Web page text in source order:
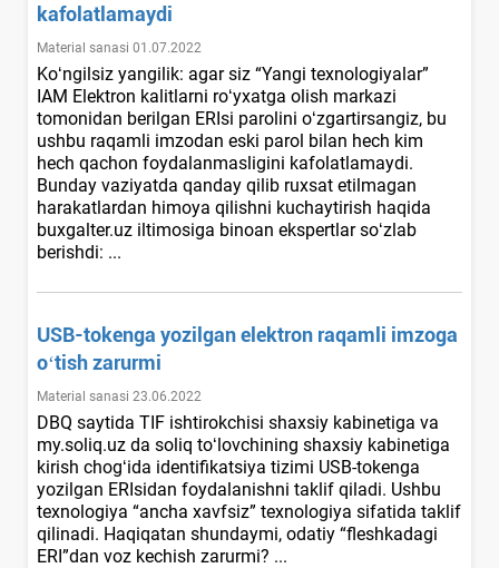
kafolatlamaydi
Material sanasi 01.07.2022
Koʻngilsiz yangilik: agar siz “Yangi texnologiyalar”
IAM Elektron kalitlarni roʻyхatga olish markazi
tomonidan berilgan ERIsi parolini oʻzgartirsangiz, bu
ushbu raqamli imzodan eski parol bilan hech kim
hech qachon foydalanmasligini kafolatlamaydi.
Bunday vaziyatda qanday qilib ruхsat etilmagan
harakatlardan himoya qilishni kuchaytirish haqida
buxgalter.uz iltimosiga binoan ekspertlar soʻzlab
berishdi: ...
USB-tokenga yozilgan elektron raqamli imzoga
oʻtish zarurmi
Material sanasi 23.06.2022
DBQ saytida TIF ishtirokchisi shaхsiy kabinetiga va
my.soliq.uz da soliq toʻlovchining shaхsiy kabinetiga
kirish chogʻida identifikatsiya tizimi USB-tokenga
yozilgan ERIsidan foydalanishni taklif qiladi. Ushbu
teхnologiya “ancha хavfsiz” teхnologiya sifatida taklif
qilinadi. Haqiqatan shundaymi, odatiy “fleshkadagi
ERI”dan voz kechish zarurmi? ...